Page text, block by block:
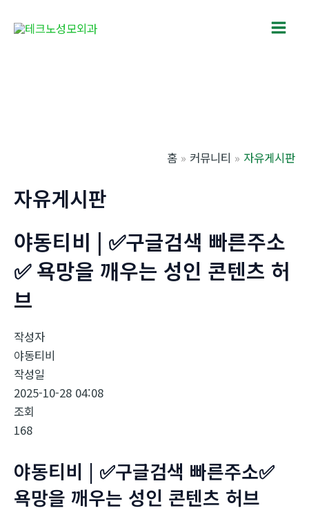
Main
홈 커뮤니티 자유게시판
자유게시판
야동티비 | ✅구글검색 빠른주소
✅ 욕망을 깨우는 성인 콘텐츠 허
브
작성자
야동티비
작성일
2025-10-28 04:08
조회
168
야동티비 | ✅구글검색 빠른주소✅
욕망을 깨우는 성인 콘텐츠 허브